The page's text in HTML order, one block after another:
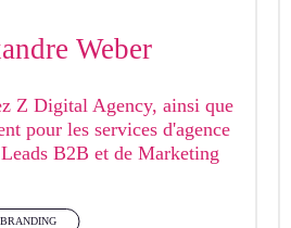
Weber
Z Digital Agency, ainsi que
pour les services d'agence
B2B et de Marketing
BRANDING